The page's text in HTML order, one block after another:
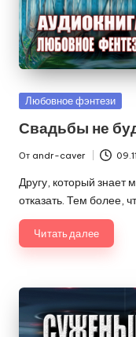
Опубликовано
Любовное фэнтези
Свадьбы не
Запись
от
От andr-caver
Другу, который знает
отказать. Тем более,
Читать далее